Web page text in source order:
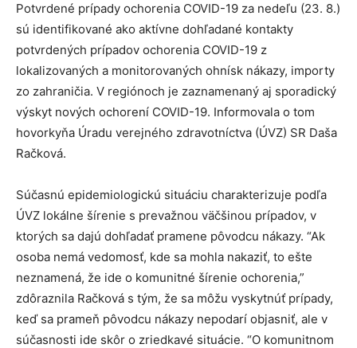
Potvrdené prípady ochorenia COVID-19 za nedeľu (23. 8.)
sú identifikované ako aktívne dohľadané kontakty
potvrdených prípadov ochorenia COVID-19 z
lokalizovaných a monitorovaných ohnísk nákazy, importy
zo zahraničia. V regiónoch je zaznamenaný aj sporadický
výskyt nových ochorení COVID-19. Informovala o tom
hovorkyňa Úradu verejného zdravotníctva (ÚVZ) SR Daša
Račková.
Súčasnú epidemiologickú situáciu charakterizuje podľa
ÚVZ lokálne šírenie s prevažnou väčšinou prípadov, v
ktorých sa dajú dohľadať pramene pôvodcu nákazy. “Ak
osoba nemá vedomosť, kde sa mohla nakaziť, to ešte
neznamená, že ide o komunitné šírenie ochorenia,”
zdôraznila Račková s tým, že sa môžu vyskytnúť prípady,
keď sa prameň pôvodcu nákazy nepodarí objasniť, ale v
súčasnosti ide skôr o zriedkavé situácie. “O komunitnom